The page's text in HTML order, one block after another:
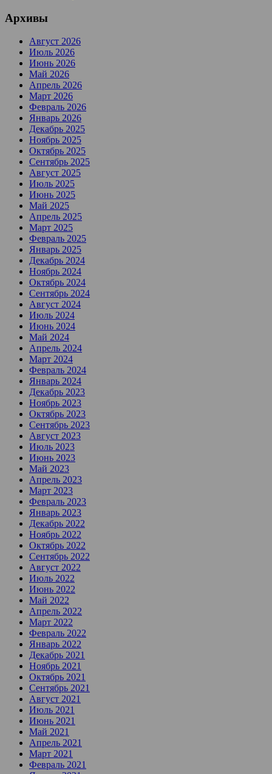
Архивы
Август 2026
Июль 2026
Июнь 2026
Май 2026
Апрель 2026
Март 2026
Февраль 2026
Январь 2026
Декабрь 2025
Ноябрь 2025
Октябрь 2025
Сентябрь 2025
Август 2025
Июль 2025
Июнь 2025
Май 2025
Апрель 2025
Март 2025
Февраль 2025
Январь 2025
Декабрь 2024
Ноябрь 2024
Октябрь 2024
Сентябрь 2024
Август 2024
Июль 2024
Июнь 2024
Май 2024
Апрель 2024
Март 2024
Февраль 2024
Январь 2024
Декабрь 2023
Ноябрь 2023
Октябрь 2023
Сентябрь 2023
Август 2023
Июль 2023
Июнь 2023
Май 2023
Апрель 2023
Март 2023
Февраль 2023
Январь 2023
Декабрь 2022
Ноябрь 2022
Октябрь 2022
Сентябрь 2022
Август 2022
Июль 2022
Июнь 2022
Май 2022
Апрель 2022
Март 2022
Февраль 2022
Январь 2022
Декабрь 2021
Ноябрь 2021
Октябрь 2021
Сентябрь 2021
Август 2021
Июль 2021
Июнь 2021
Май 2021
Апрель 2021
Март 2021
Февраль 2021